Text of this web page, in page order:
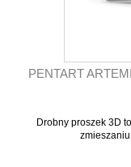
PENTART
Drobny proszek 3D